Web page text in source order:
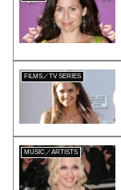
FILMS／TV SERIES
MUSIC／ARTISTS